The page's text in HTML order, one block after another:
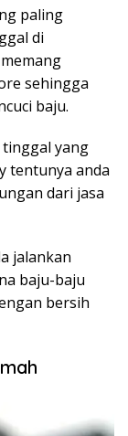
paling
di
sehingga
baju.
yang
tentunya anda
dari jasa
jalankan
baju-baju
bersih